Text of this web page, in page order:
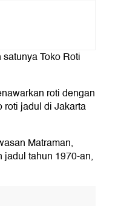
Toko Roti
roti dengan
roti jadul di Jakarta
Matraman,
jadul tahun 1970-an,